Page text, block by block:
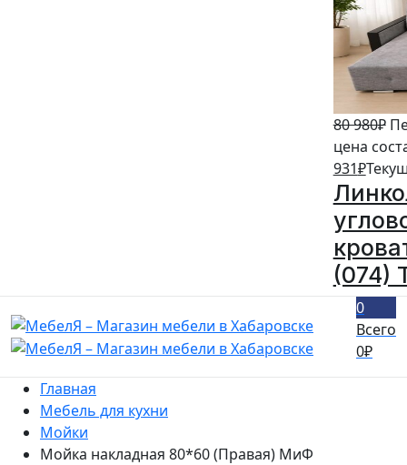
80 980₽
цена
931₽
(074)
0
Всего
0₽
Главная
Мебель для кухни
Мойки
Мойка накладная 80*60 (Правая) МиФ